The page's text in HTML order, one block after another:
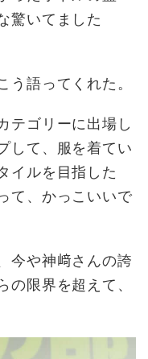
驚いてました
う語ってくれた。
テゴリーに出場し
して、服を着てい
イルを目指した
て、かっこいいで
今や神﨑さんの誇
の限界を超えて、